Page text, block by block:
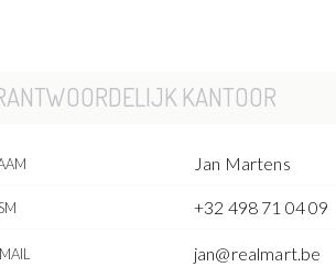
KANTOOR
Jan Martens
+32 498 71 04 09
jan@realmart.be